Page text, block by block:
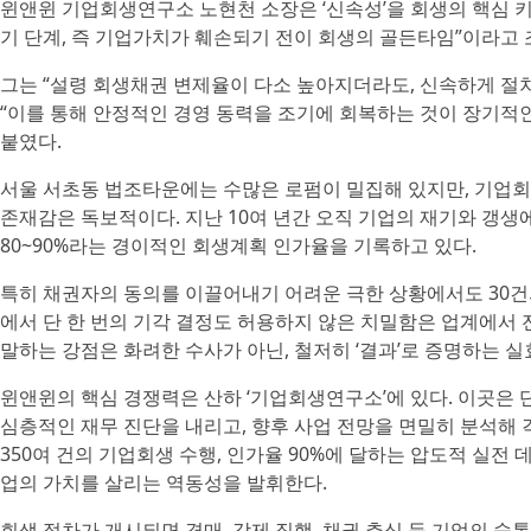
윈앤윈 기업회생연구소 노현천 소장은 ‘신속성’을 회생의 핵
기 단계, 즉 기업가치가 훼손되기 전이 회생의 골든타임”이라고
그는 “설령 회생채권 변제율이 다소 높아지더라도, 신속하게
“이를 통해 안정적인 경영 동력을 조기에 회복하는 것이 장기
붙였다.
서울 서초동 법조타운에는 수많은 로펌이 밀집해 있지만, 기업
존재감은 독보적이다. 지난 10여 년간 오직 기업의 재기와 갱
80~90%라는 경이적인 회생계획 인가율을 기록하고 있다.
특히 채권자의 동의를 이끌어내기 어려운 극한 상황에서도 30
에서 단 한 번의 기각 결정도 허용하지 않은 치밀함은 업계에
말하는 강점은 화려한 수사가 아닌, 철저히 ‘결과’로 증명하는
윈앤윈의 핵심 경쟁력은 산하 ‘기업회생연구소’에 있다. 이곳
심층적인 재무 진단을 내리고, 향후 사업 전망을 면밀히 분석해
350여 건의 기업회생 수행, 인가율 90%에 달하는 압도적 실전
업의 가치를 살리는 역동성을 발휘한다.